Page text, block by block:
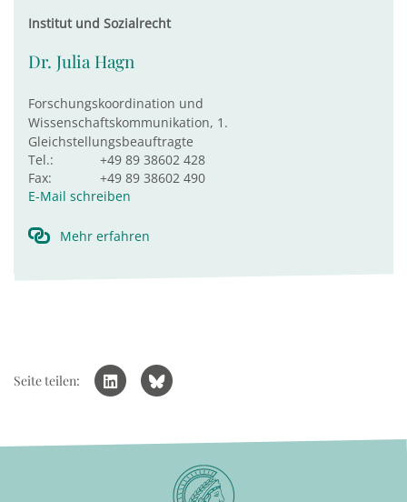
Institut und Sozialrecht
Dr. Julia Hagn
Forschungskoordination und
Wissenschaftskommunikation, 1.
Gleichstellungsbeauftragte
Tel.:
+49 89 38602 428
Fax:
+49 89 38602 490
E-Mail schreiben
Mehr erfahren
Seite teilen: